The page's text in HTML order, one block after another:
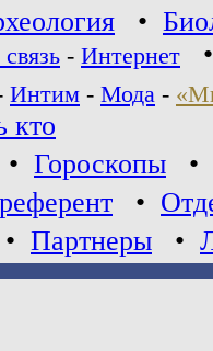
•
- Интернет
Интим - Мода -
кто
• Гороскопы •
•
• Партнеры •